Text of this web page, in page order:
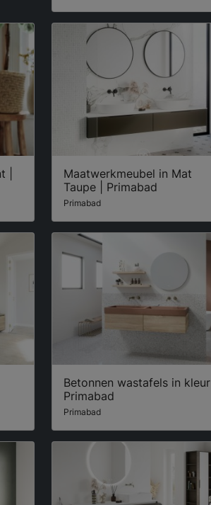
|
Maatwerkmeubel in Mat
Taupe | Primabad
Primabad
Betonnen wastafels in kleur |
Primabad
Primabad